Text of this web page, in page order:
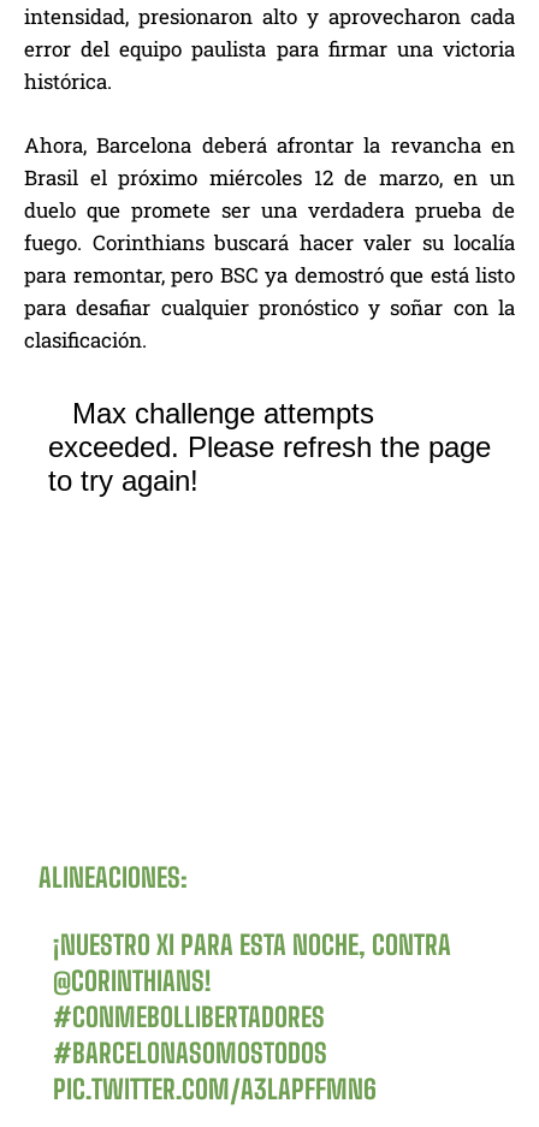
intensidad, presionaron alto y aprovecharon cada
error del equipo paulista para firmar una victoria
histórica.
Ahora, Barcelona deberá afrontar la revancha en
Brasil el próximo miércoles 12 de marzo, en un
duelo que promete ser una verdadera prueba de
fuego. Corinthians buscará hacer valer su localía
para remontar, pero BSC ya demostró que está listo
para desafiar cualquier pronóstico y soñar con la
clasificación.
ALINEACIONES:
¡NUESTRO XI PARA ESTA NOCHE, CONTRA
@CORINTHIANS!
#CONMEBOLLIBERTADORES
#BARCELONASOMOSTODOS
PIC.TWITTER.COM/A3LAPFFMN6